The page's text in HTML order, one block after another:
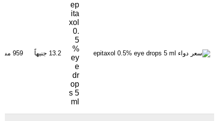
ep
ita
xol
0.
5
%
ey
e
dr
op
s 5
ml
13.2 جنيهاً 959 مشاهدة